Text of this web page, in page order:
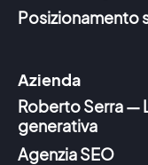
Posizionamento
Azienda
Roberto Serra —
generativa
Agenzia SEO